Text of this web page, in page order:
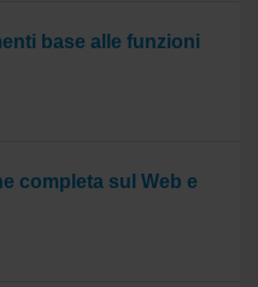
base alle funzioni
completa sul Web e